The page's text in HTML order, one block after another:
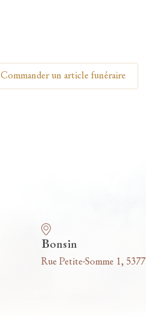
Commander un article funéraire
Bonsin
Rue Petite-Somme 1,